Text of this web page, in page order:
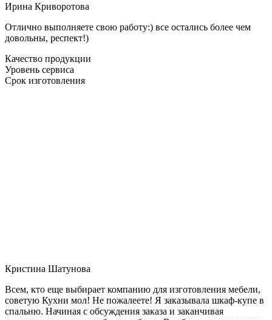
Ирина Криворотова
Отлично выполняете свою работу:) все остались более чем
довольны, респект!)
Качество продукции
Уровень сервиса
Срок изготовления
Кристина Шатунова
Всем, кто еще выбирает компанию для изготовления мебели,
советую Кухни мол! Не пожалеете! Я заказывала шкаф-купе в
спальню. Начиная с обсуждения заказа и заканчивая